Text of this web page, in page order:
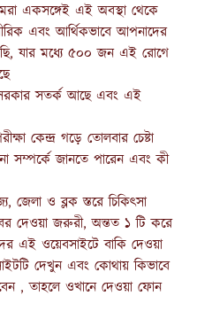
একসঙ্গেই এই অবস্থা থেকে
এবং আর্থিকভাবে আপনাদের
যার মধ্যে ৫০০ জন এই রোগে
সরকার সতর্ক আছে এবং এই
কেন্দ্র গড়ে তোলবার চেষ্টা
সম্পর্কে জানতে পারেন এবং কী
জেলা ও ব্লক স্তরে চিকিৎসা
দেওয়া জরুরী, অন্তত ১ টি করে
এই ওয়েবসাইটে বাকি দেওয়া
দেখুন এবং কোথায় কিভাবে
, তাহলে ওখানে দেওয়া ফোন